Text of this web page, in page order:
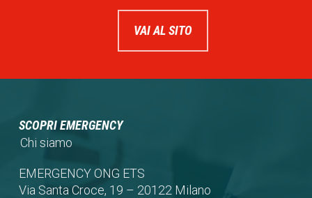
VAI AL SITO
SCOPRI EMERGENCY
Chi siamo
EMERGENCY ONG ETS
Via Santa Croce, 19 – 20122 Milano